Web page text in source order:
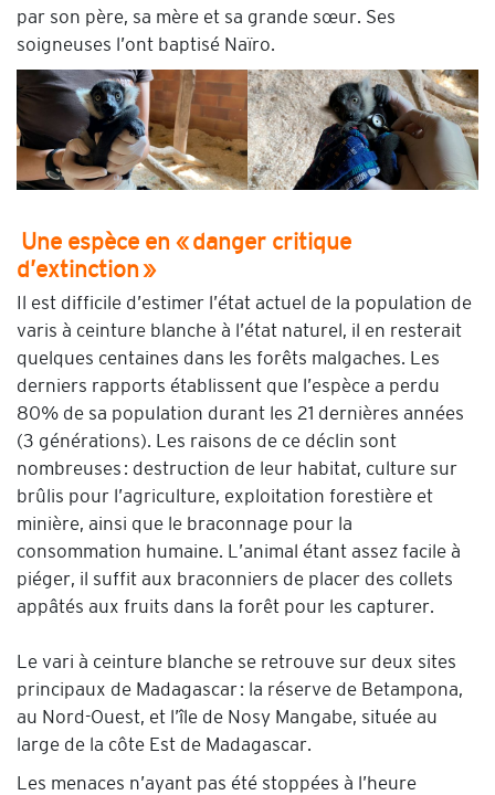
par son père, sa mère et sa grande sœur. Ses
soigneuses l’ont baptisé Naïro.
Une espèce en « danger critique
d’extinction »
Il est difficile d’estimer l’état actuel de la population de
varis à ceinture blanche à l’état naturel, il en resterait
quelques centaines dans les forêts malgaches. Les
derniers rapports établissent que l’espèce a perdu
80% de sa population durant les 21 dernières années
(3 générations). Les raisons de ce déclin sont
nombreuses : destruction de leur habitat, culture sur
brûlis pour l’agriculture, exploitation forestière et
minière, ainsi que le braconnage pour la
consommation humaine. L’animal étant assez facile à
piéger, il suffit aux braconniers de placer des collets
appâtés aux fruits dans la forêt pour les capturer.
Le vari à ceinture blanche se retrouve sur deux sites
principaux de Madagascar : la réserve de Betampona,
au Nord-Ouest, et l’île de Nosy Mangabe, située au
large de la côte Est de Madagascar.
Les menaces n’ayant pas été stoppées à l’heure